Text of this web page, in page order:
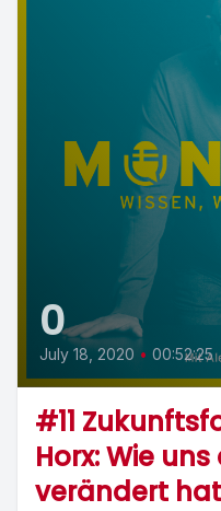
0
July 18, 2020 • 00:52:25
#11
Horx: Wie uns
verändert